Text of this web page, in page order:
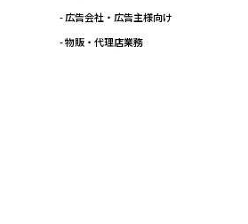
- 広告会社・広告主様向け
- 物販・代理店業務